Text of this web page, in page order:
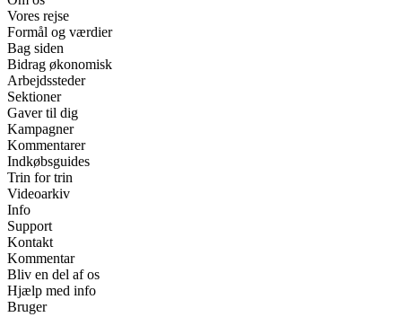
Vores rejse
Formål og værdier
Bag siden
Bidrag økonomisk
Arbejdssteder
Sektioner
Gaver til dig
Kampagner
Kommentarer
Indkøbsguides
Trin for trin
Videoarkiv
Info
Support
Kontakt
Kommentar
Bliv en del af os
Hjælp med info
Bruger